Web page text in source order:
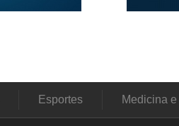
Esportes Medicina